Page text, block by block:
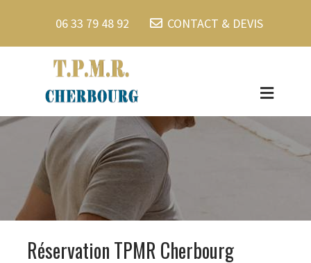
06 33 79 48 92 CONTACT & DEVIS
Réservation TPMR Cherbourg